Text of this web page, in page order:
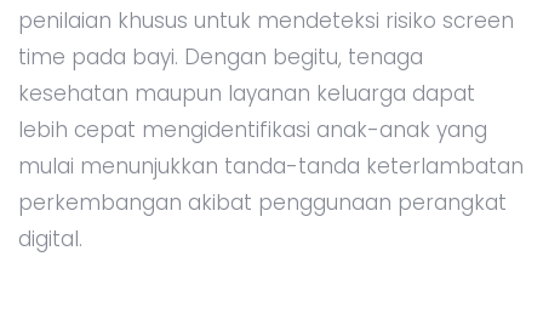
penilaian khusus untuk mendeteksi risiko screen
time pada bayi. Dengan begitu, tenaga
kesehatan maupun layanan keluarga dapat
lebih cepat mengidentifikasi anak-anak yang
mulai menunjukkan tanda-tanda keterlambatan
perkembangan akibat penggunaan perangkat
digital.